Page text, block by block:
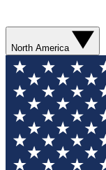
North America